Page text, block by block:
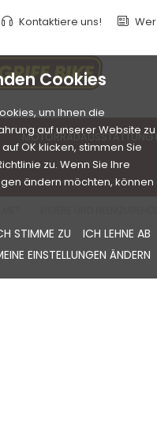
Cookies
um Ihnen die
auf unserer Website zu
OK klicken, stimmen Sie
zu. Wenn Sie Ihre
ändern möchten, können
STIMME ZU
ICH LEHNE AB
EINSTELLUNGEN ÄNDERN
Kontaktiere uns!
MOTORRADAUSSTATTUNG